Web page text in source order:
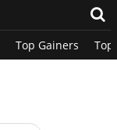
Top Gainers Top